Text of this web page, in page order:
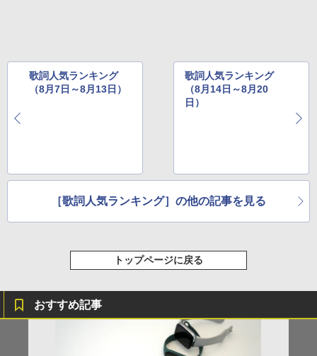
歌詞人気ランキング
（8月7日～8月13日）
歌詞人気ランキング
（8月14日～8月20
日）
［歌詞人気ランキング］の他の記事を見る
トップページに戻る
おすすめ記事